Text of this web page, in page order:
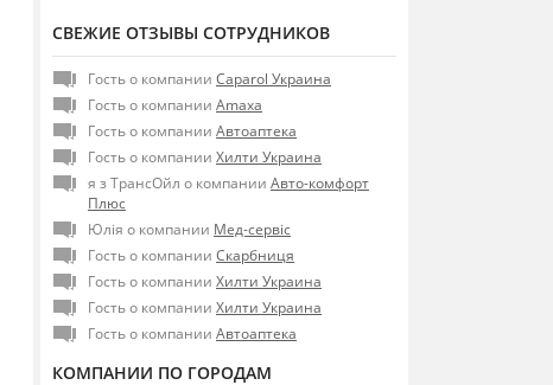
СВЕЖИЕ ОТЗЫВЫ СОТРУДНИКОВ
Гость о компании Caparol Украина
Гость о компании Amaxa
Гость о компании Автоаптека
Гость о компании Хилти Украина
я з ТрансОйл о компании Авто-комфорт
Плюс
Юлія о компании Мед-сервіс
Гость о компании Скарбниця
Гость о компании Хилти Украина
Гость о компании Хилти Украина
Гость о компании Автоаптека
КОМПАНИИ ПО ГОРОДАМ